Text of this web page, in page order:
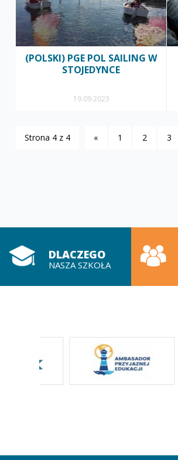
(POLSKI) PGE POL SAILING W
STOJEDYNCE
19.09.2023
Strona 4 z 4 « 1 2 3
DLACZEGO
NASZA SZKOŁA